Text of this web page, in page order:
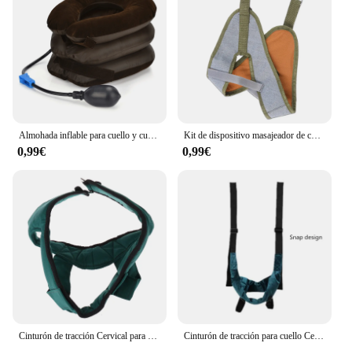
Almohada inflable para cuello y cuello, postura correcta, vértebra Cervical, Ontlaster, ortopédico, hombro, dolor de cabeza, alivio del dolor, Tractor
0,99€
Kit de dispositivo masajeador de cuello y tracción Cervical sobre puerta, ajuste de camilla, quiropráctico, masajeador de cabeza trasera, relajación, 30/20KG
0,99€
Cinturón de tracción Cervical para adultos y niños, banda de estiramiento para el cuello, estiramiento para recuperación de vértebras, cuidado de la salud, correas de fijación, 1 piezas Cinturón de tracción para cuello Cervical, dispositivo de tratamiento de espondilosis Cervical para estiramiento del cuello colgante, marco de tracción para órtesis de columna Cervical